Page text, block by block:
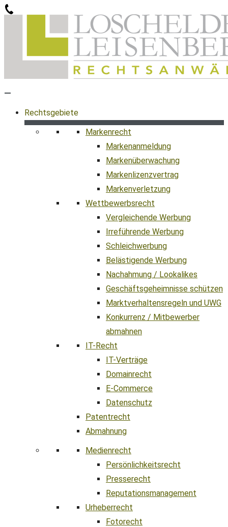
Zum
Rechtsgebiete
Markenrecht
Markenanmeldung
Markenüberwachung
Markenlizenzvertrag
Markenverletzung
Wettbewerbsrecht
Vergleichende Werbung
Irreführende Werbung
Schleichwerbung
Belästigende Werbung
Nachahmung / Lookalikes
Geschäftsgeheimnisse schützen
Marktverhaltensregeln und UWG
Konkurrenz / Mitbewerber
abmahnen
IT-Recht
IT-Verträge
Domainrecht
E-Commerce
Datenschutz
Patentrecht
Abmahnung
Medienrecht
Persönlichkeitsrecht
Presserecht
Reputationsmanagement
Urheberrecht
Fotorecht